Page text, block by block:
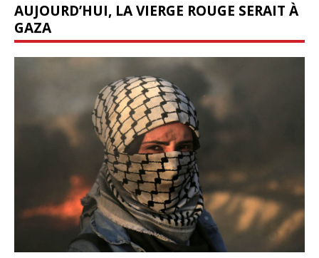
AUJOURD’HUI, LA VIERGE ROUGE SERAIT À
GAZA